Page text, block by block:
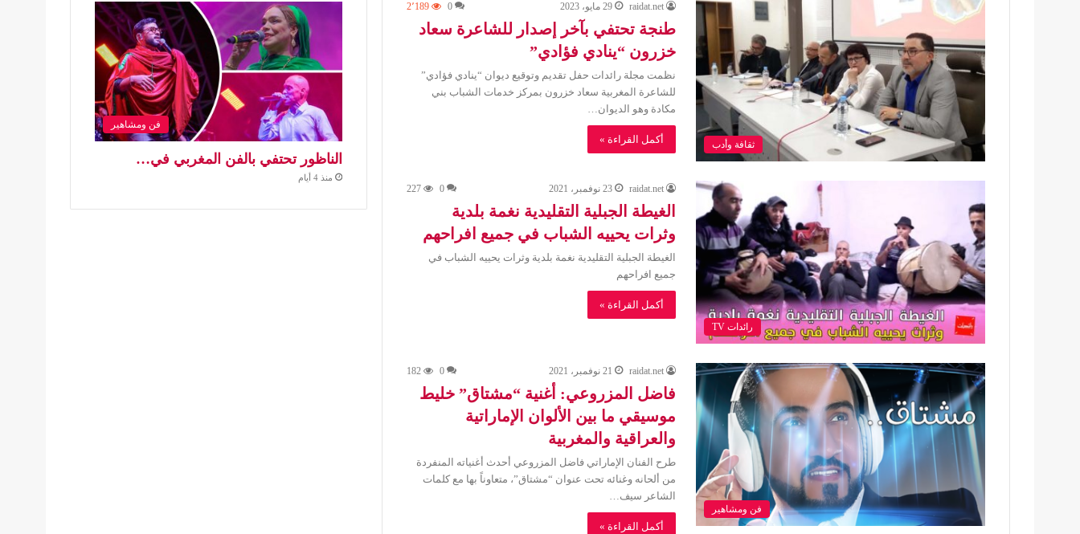
ثقافة وأدب
raidat.net 29 مايو، 2023 0 2٬189
طنجة تحتفي بآخر إصدار للشاعرة سعاد
خزرون “ينادي فؤادي”
نظمت مجلة رائدات حفل تقديم وتوقيع ديوان “ينادي فؤادي”
للشاعرة المغربية سعاد خزرون بمركز خدمات الشباب بني
مكادة وهو الديوان…
أكمل القراءة »
رائدات TV
raidat.net 23 نوفمبر، 2021 0
227
الغيطة الجبلية التقليدية نغمة بلدية
وثرات يحييه الشباب في جميع افراحهم
الغيطة الجبلية التقليدية نغمة بلدية وثرات يحييه الشباب في
جميع افراحهم
أكمل القراءة »
فن ومشاهير
raidat.net 21 نوفمبر، 2021 0
182
فاضل المزروعي: أغنية “مشتاق” خليط
موسيقي ما بين الألوان الإماراتية
والعراقية والمغربية
طرح الفنان الإماراتي فاضل المزروعي أحدث أغنياته المنفردة
من ألحانه وغنائه تحت عنوان “مشتاق”، متعاوناً بها مع كلمات
الشاعر سيف…
أكمل القراءة »
فن ومشاهير
الناظور تحتفي بالفن المغربي في…
منذ 4 أيام